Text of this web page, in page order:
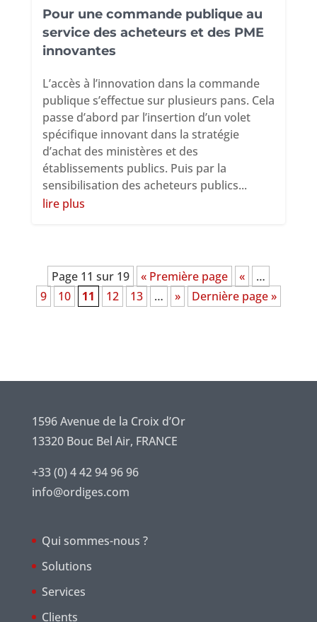
Pour une commande publique au
service des acheteurs et des PME
innovantes
L’accès à l’innovation dans la commande
publique s’effectue sur plusieurs pans. Cela
passe d’abord par l’insertion d’un volet
spécifique innovant dans la stratégie
d’achat des ministères et des
établissements publics. Puis par la
sensibilisation des acheteurs publics...
lire plus
Page 11 sur 19 « Première page «
…
9
10 11 12 13 … » Dernière page »
1596 Avenue de la Croix d’Or
13320 Bouc Bel Air, FRANCE
+33 (0) 4 42 94 96 96
info@ordiges.com
Qui sommes-nous ?
Solutions
Services
Clients